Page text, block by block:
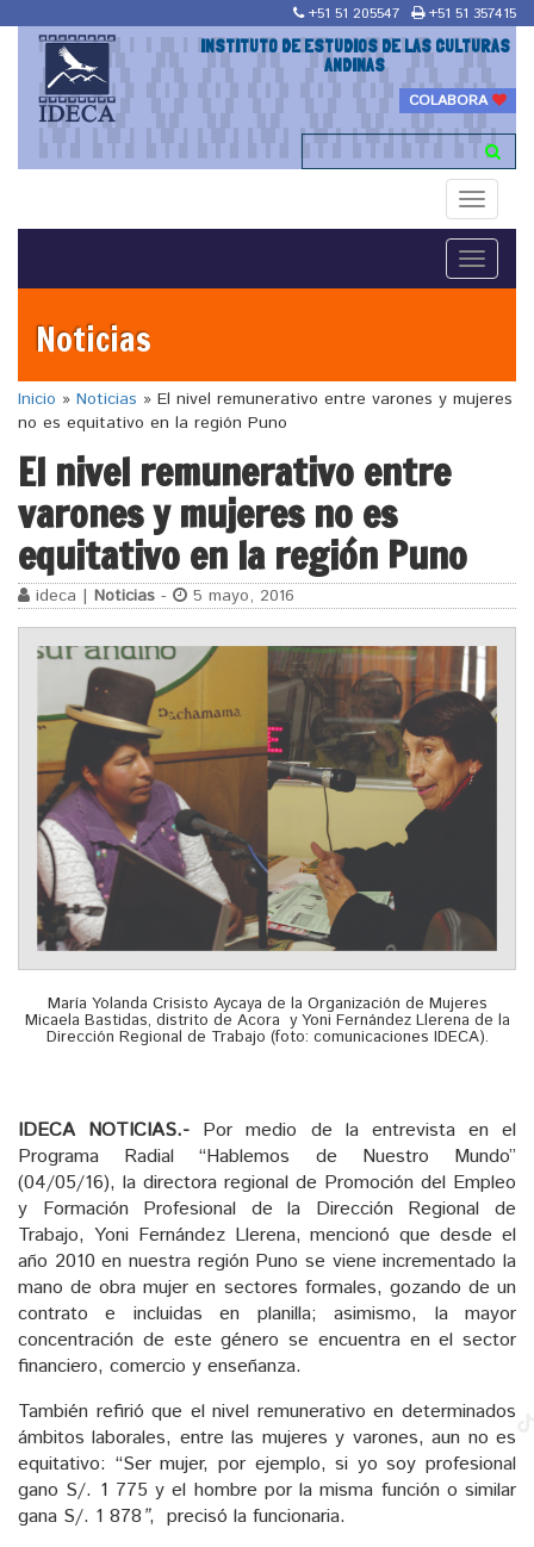
+51 51 205547 +51 51 357415
INSTITUTO DE ESTUDIOS DE LAS CULTURAS
ANDINAS
COLABORA
Toggle
Toggle
Noticias
Inicio » Noticias » El nivel remunerativo entre varones y mujeres
no es equitativo en la región Puno
El nivel remunerativo entre
varones y mujeres no es
equitativo en la región Puno
ideca | Noticias - 5 mayo, 2016
María Yolanda Crisisto Aycaya de la Organización de Mujeres
Micaela Bastidas, distrito de Acora y Yoni Fernández Llerena de la
Dirección Regional de Trabajo (foto: comunicaciones IDECA).
IDECA NOTICIAS.- Por medio de la entrevista en el
Programa Radial “Hablemos de Nuestro Mundo”
(04/05/16), la directora regional de Promoción del Empleo
y Formación Profesional de la Dirección Regional de
Trabajo, Yoni Fernández Llerena, mencionó que desde el
año 2010 en nuestra región Puno se viene incrementado la
mano de obra mujer en sectores formales, gozando de un
contrato e incluidas en planilla; asimismo, la mayor
concentración de este género se encuentra en el sector
financiero, comercio y enseñanza.
También refirió que el nivel remunerativo en determinados
ámbitos laborales, entre las mujeres y varones, aun no es
equitativo: “Ser mujer, por ejemplo, si yo soy profesional
gano S/. 1 775 y el hombre por la misma función o similar
gana S/. 1 878”, precisó la funcionaria.